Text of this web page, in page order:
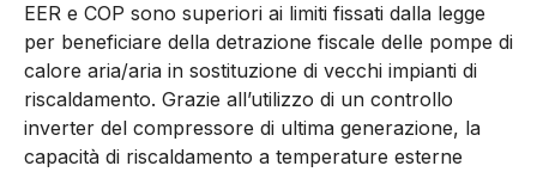
EER e COP sono superiori ai limiti fissati dalla legge
per beneficiare della detrazione fiscale delle pompe di
calore aria/aria in sostituzione di vecchi impianti di
riscaldamento. Grazie all’utilizzo di un controllo
inverter del compressore di ultima generazione, la
capacità di riscaldamento a temperature esterne